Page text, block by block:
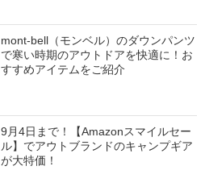
mont-bell（モンベル）のダウンパンツ
で寒い時期のアウトドアを快適に！お
すすめアイテムをご紹介
9月4日まで！【Amazonスマイルセー
ル】でアウトブランドのキャンプギア
が大特価！